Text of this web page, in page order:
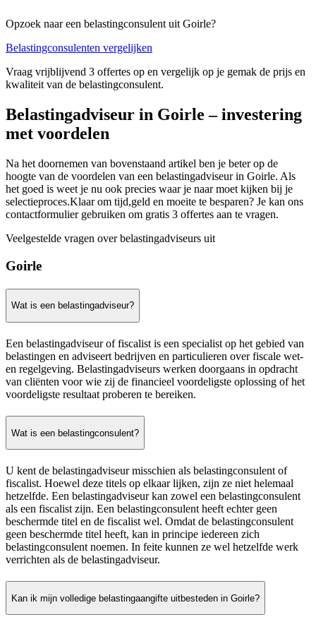
Opzoek naar een belastingconsulent uit Goirle?
Belastingconsulenten vergelijken
Vraag vrijblijvend 3 offertes op en vergelijk op je gemak de prijs en
kwaliteit van de belastingconsulent.
Belastingadviseur in Goirle – investering
met voordelen
Na het doornemen van bovenstaand artikel ben je beter op de
hoogte van de voordelen van een belastingadviseur in Goirle. Als
het goed is weet je nu ook precies waar je naar moet kijken bij je
selectieproces.Klaar om tijd,geld en moeite te besparen? Je kan ons
contactformulier gebruiken om gratis 3 offertes aan te vragen.
Veelgestelde vragen over belastingadviseurs uit
Goirle
Wat is een belastingadviseur?
Een belastingadviseur of fiscalist is een specialist op het gebied van
belastingen en adviseert bedrijven en particulieren over fiscale wet-
en regelgeving. Belastingadviseurs werken doorgaans in opdracht
van cliënten voor wie zij de financieel voordeligste oplossing of het
voordeligste resultaat proberen te bereiken.
Wat is een belastingconsulent?
U kent de belastingadviseur misschien als belastingconsulent of
fiscalist. Hoewel deze titels op elkaar lijken, zijn ze niet helemaal
hetzelfde. Een belastingadviseur kan zowel een belastingconsulent
als een fiscalist zijn. Een belastingconsulent heeft echter geen
beschermde titel en de fiscalist wel. Omdat de belastingconsulent
geen beschermde titel heeft, kan in principe iedereen zich
belastingconsulent noemen. In feite kunnen ze wel hetzelfde werk
verrichten als de belastingadviseur.
Kan ik mijn volledige belastingaangifte uitbesteden in Goirle?